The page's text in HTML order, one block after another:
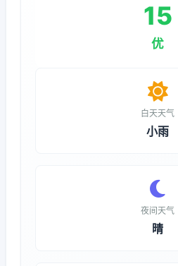
15
优
白天天气
小雨
夜间天气
晴